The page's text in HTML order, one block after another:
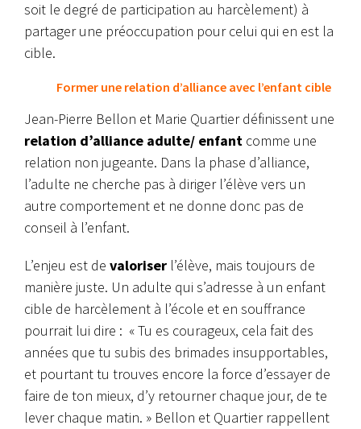
soit le degré de participation au harcèlement) à
partager une préoccupation pour celui qui en est la
cible.
Former une relation d’alliance avec l’enfant cible
Jean-Pierre Bellon et Marie Quartier définissent une
relation d’alliance adulte/ enfant comme une
relation non jugeante. Dans la phase d’alliance,
l’adulte ne cherche pas à diriger l’élève vers un
autre comportement et ne donne donc pas de
conseil à l’enfant.
L’enjeu est de valoriser l’élève, mais toujours de
manière juste. Un adulte qui s’adresse à un enfant
cible de harcèlement à l’école et en souffrance
pourrait lui dire : « Tu es courageux, cela fait des
années que tu subis des brimades insupportables,
et pourtant tu trouves encore la force d’essayer de
faire de ton mieux, d’y retourner chaque jour, de te
lever chaque matin. » Bellon et Quartier rappellent